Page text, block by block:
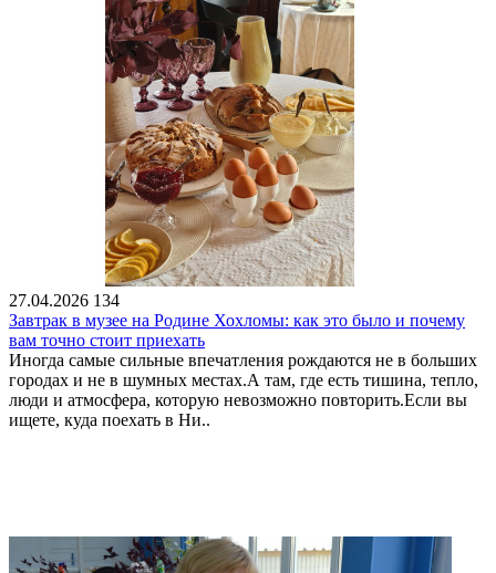
27.04.2026 134
Завтрак в музее на Родине Хохломы: как это было и почему
вам точно стоит приехать
Иногда самые сильные впечатления рождаются не в больших
городах и не в шумных местах.А там, где есть тишина, тепло,
люди и атмосфера, которую невозможно повторить.Если вы
ищете, куда поехать в Ни..